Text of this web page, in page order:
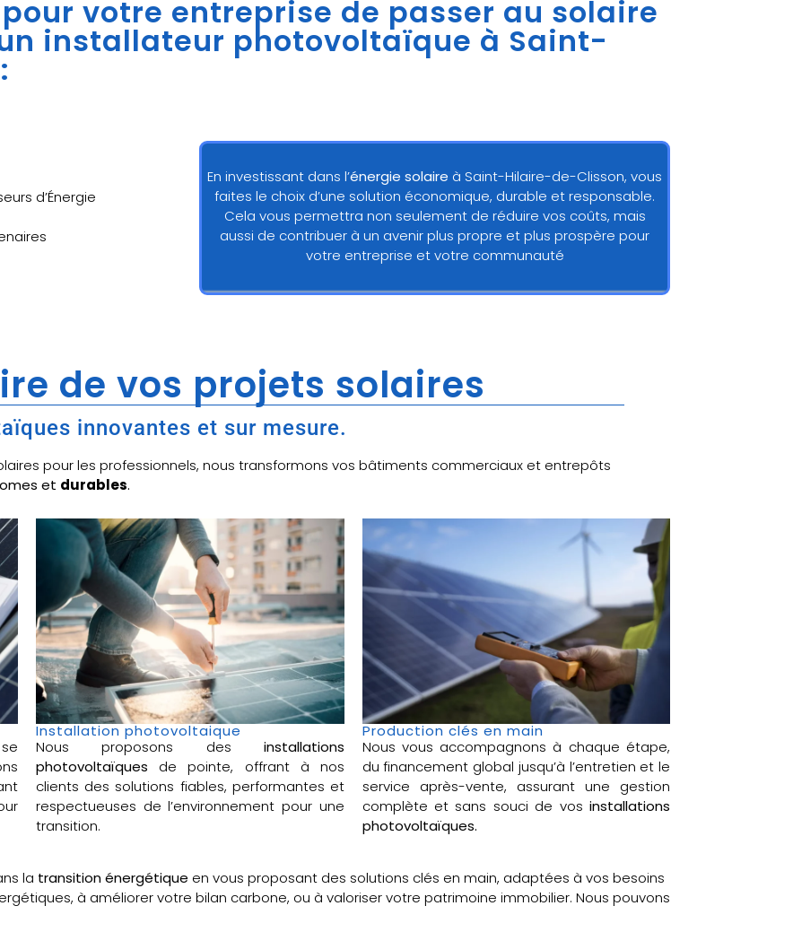
votre entreprise de passer au solaire
installateur photovoltaïque à Saint-
d’Énergie
En investissant dans l’énergie solaire à Saint-Hilaire-de-Clisson, vous
faites le choix d’une solution économique, durable et responsable.
Cela vous permettra non seulement de réduire vos coûts, mais
aussi de contribuer à un avenir plus propre et plus prospère pour
votre entreprise et votre communauté
de vos projets solaires
innovantes et sur mesure.
pour les professionnels, nous transformons vos bâtiments commerciaux et entrepôts
et durables.
Installation photovoltaique
Nous proposons des installations
photovoltaïques de pointe, offrant à nos
clients des solutions fiables, performantes et
respectueuses de l’environnement pour une
transition.
Production clés en main
Nous vous accompagnons à chaque étape,
du financement global jusqu’à l’entretien et le
service après-vente, assurant une gestion
complète et sans souci de vos installations
photovoltaïques.
la transition énergétique en vous proposant des solutions clés en main, adaptées à vos besoins
à améliorer votre bilan carbone, ou à valoriser votre patrimoine immobilier. Nous pouvons